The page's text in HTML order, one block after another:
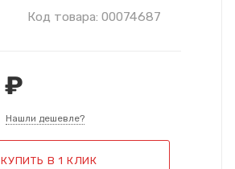
Код товара: 00074687
₽
Нашли дешевле?
КУПИТЬ В 1 КЛИК